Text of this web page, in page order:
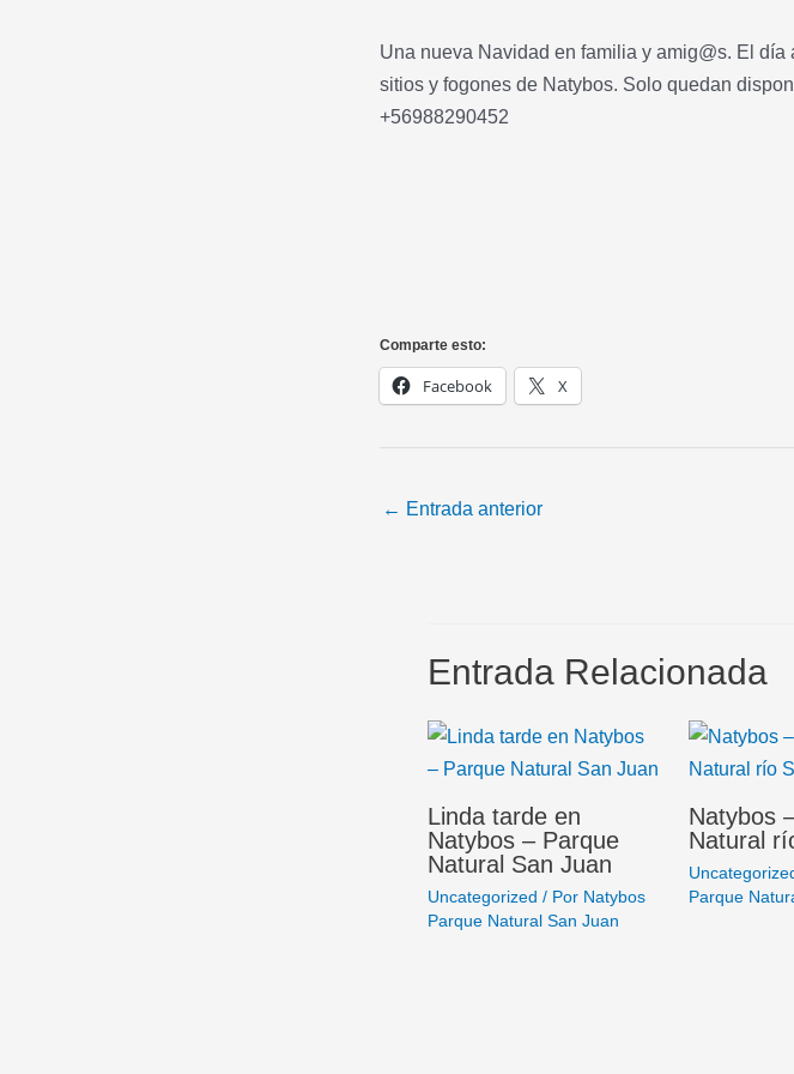
Una nueva Navidad en familia y amig@s. El
sitios y fogones de Natybos. Solo quedan
+56988290452
Comparte esto:
Facebook X
← Entrada anterior
Entrada Relacionada
Linda tarde en
Natybos – Parque
Natural San Juan
Uncategorized / Por Natybos
Parque Natural San Juan
Natybos
Natural
Parque